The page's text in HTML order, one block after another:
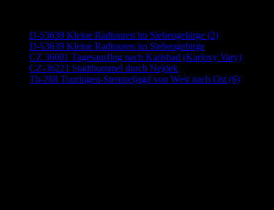
D-53639 Kleine Radtouren im Siebengebirge (2)
D-53639 Kleine Radtouren im Siebengebirge
CZ 36001 Tagesausflug nach Karlsbad (Karlovy Vary)
CZ-36221 Stadtbummel durch Nejdek
Th-288 Touringen-Stempeljagd von West nach Ost (6)